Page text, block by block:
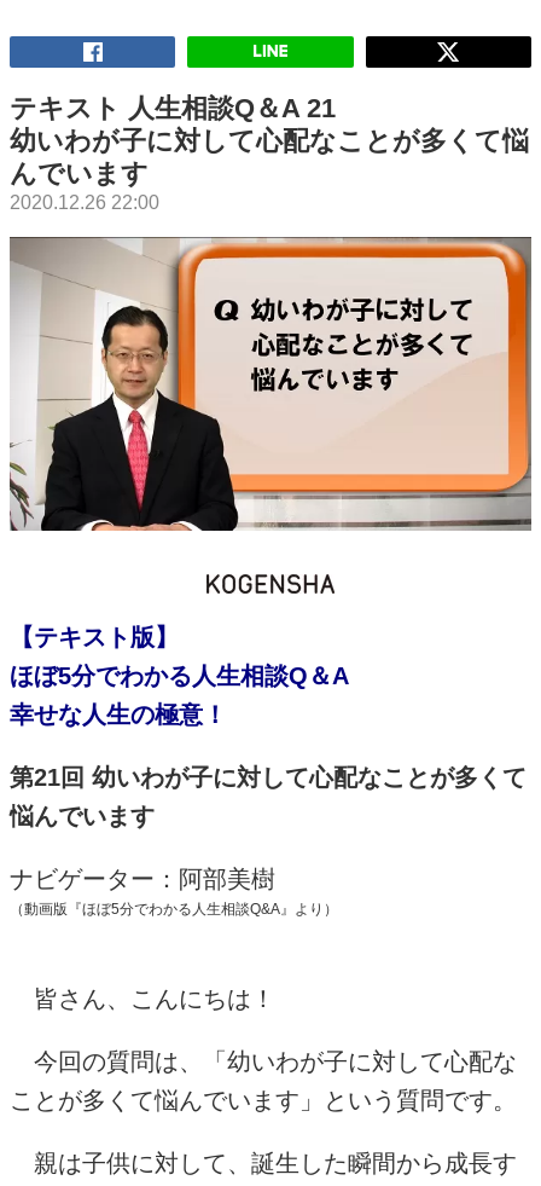
テキスト 人生相談Q＆A 21
幼いわが子に対して心配なことが多くて悩
んでいます
2020.12.26 22:00
【テキスト版】
ほぼ5分でわかる人生相談Q＆A
幸せな人生の極意！
第21回 幼いわが子に対して心配なことが多くて
悩んでいます
ナビゲーター：阿部美樹
（動画版『ほぼ5分でわかる人生相談Q&A』より）
皆さん、こんにちは！
今回の質問は、「幼いわが子に対して心配な
ことが多くて悩んでいます」という質問です。
親は子供に対して、誕生した瞬間から成長す